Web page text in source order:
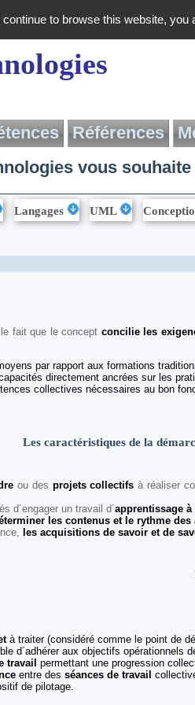
Références
Pdf
vous
Langages UML
fait que le concept concilie les
par rapport aux formations
directement ancrées sur les
collectives nécessaires au bon
Les caractéristiques de la
ou des projets collectifsà réaliser
d´engager un travail d´apprentissage
les contenus et le rythme des
les acquisitions de savoir et de
à traiter (considéré comme le point de
d´adhérer aux objectifs opérationnels
travail permettant une progression
entre des séances de travail
de pilotage.
continue to browse this website, you